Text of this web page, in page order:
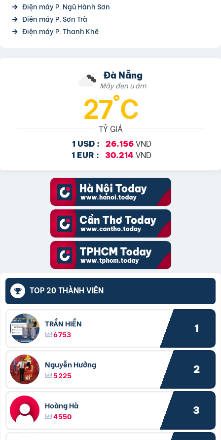
Điện máy P. Ngũ Hành Sơn
Điện máy P. Sơn Trà
Điện máy P. Thanh Khê
Đà Nẵng
Mây đen u ám
27°C
TỶ GIÁ
1 USD : 26.156VND
1 EUR : 30.214 VND
TOP 20 THÀNH VIÊN
TRẦN HIỀN
6753
1
Nguyễn Hưởng
5225
2
Hoàng Hà
4550
3